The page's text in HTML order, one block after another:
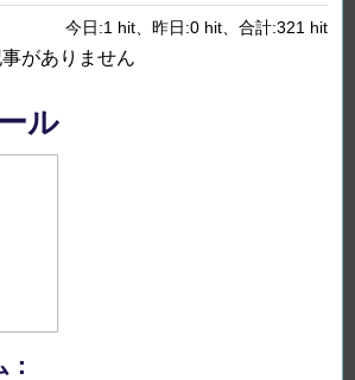
今日:1 hit、昨日:0 hit、合計:321 hit
がありません
ル